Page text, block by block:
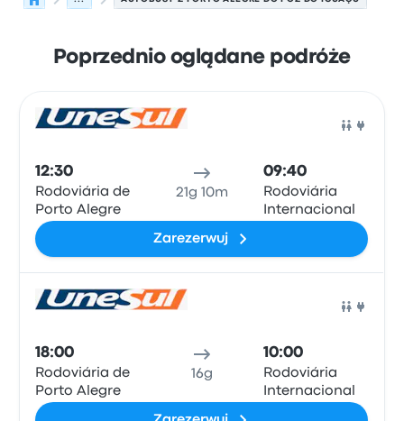
Poprzednio oglądane podróże
12:30
Rodoviária de
Porto Alegre
21g 10m
09:40
Rodoviária
Internacional
Zarezerwuj
18:00
Rodoviária de
Porto Alegre
16g
10:00
Rodoviária
Internacional